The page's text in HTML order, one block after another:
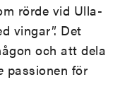
rörde vid Ulla-
vingar”. Det
och att dela
passionen för